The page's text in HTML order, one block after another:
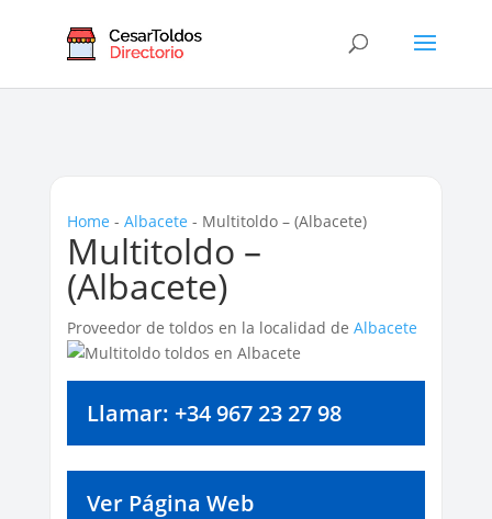
Home - Albacete - Multitoldo – (Albacete)
Multitoldo –
(Albacete)
Proveedor de toldos en la localidad de Albacete
Llamar: +34 967 23 27 98
Ver Página Web